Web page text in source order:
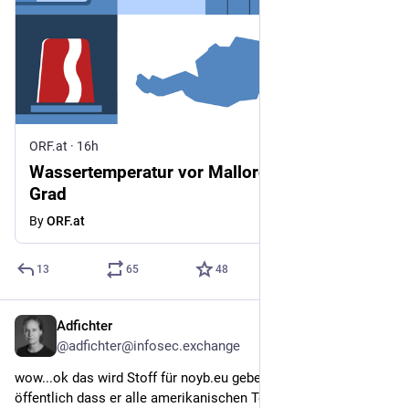
ORF.at · 16h
Wassertemperatur vor Mallorca über 33
Grad
ByORF.at
13 65 48
Adfichter
@adfichter@infosec.exchange
wow...ok das wird Stoff für noyb.eu geben: FBI-Chef Patel sagt
öffentlich dass er alle amerikanischen Tech-Konzerne an der